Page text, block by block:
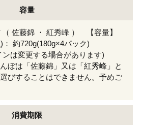
容量
（ 佐藤錦 ・ 紅秀峰 ） 【容量】
約720g(180g×4パック)
は変更する場合があります)
ぼは「佐藤錦」又は「紅秀峰」と
びすることはできません。予めご
消費期限